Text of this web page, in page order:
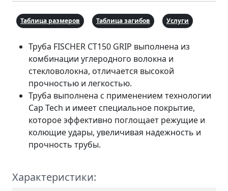
Таблица размеров Таблица загибов Услуги
Труба FISCHER CT150 GRIP выполнена из
комбинации углеродного волокна и
стекловолокна, отличается высокой
прочностью и легкостью.
Труба выполнена с применением технологии
Cap Tech и имеет специальное покрытие,
которое эффективно поглощает режущие и
колющие удары, увеличивая надежность и
прочность трубы.
Характеристики: